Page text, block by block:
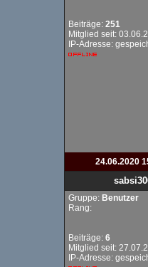
Beiträge: 251
Mitglied seit:
IP-Adresse:
24.06.2020
Gruppe: Benutzer
Rang:
Beiträge: 6
Mitglied seit:
IP-Adresse: